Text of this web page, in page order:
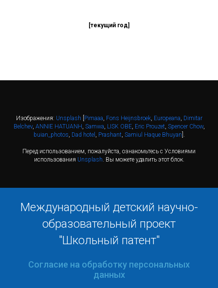
[текущий год]
Изображения: Unsplash Pimaaa, Fons Heijnsbroek, Europeana, Dimitar
Belchev, ANNIE HATUANH, Samwa, LISK OBE, Eric Prouzet, Spencer Chow,
buian_photos, Dad hotel , Prashant, Samiul Haque Bhuyan ].
Перед использованием, пожалуйста, ознакомьтесь с Условиями
использования Unsplash. Вы можете удалить этот блок.
Международный детский научно-
образовательный проект
"Школьный патент"
Согласие на обработку персональных
данных